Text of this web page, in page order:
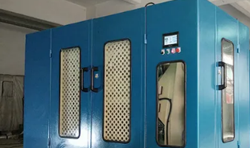
PRIVACY
POLICY